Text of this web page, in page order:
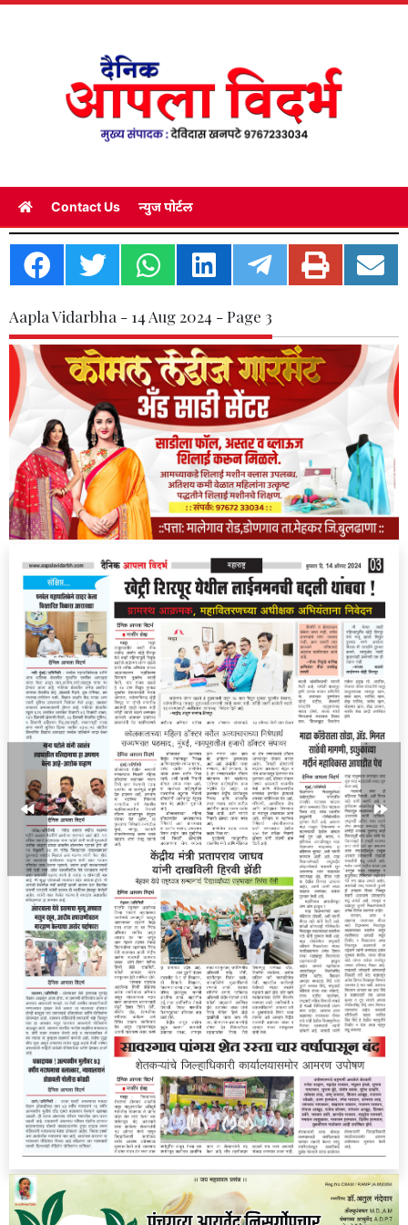
Contact Us न्युज पोर्टल
Aapla Vidarbha - 14 Aug 2024 - Page 3